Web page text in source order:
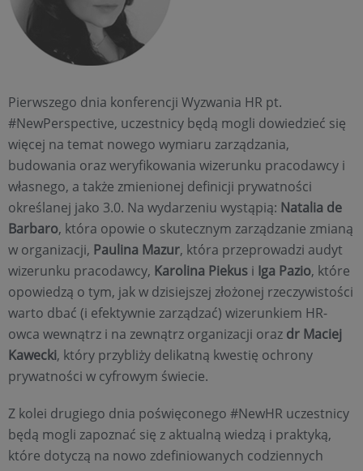
Pierwszego dnia konferencji Wyzwania HR pt.
#NewPerspective, uczestnicy będą mogli dowiedzieć się
więcej na temat nowego wymiaru zarządzania,
budowania oraz weryfikowania wizerunku pracodawcy i
własnego, a także zmienionej definicji prywatności
określanej jako 3.0. Na wydarzeniu wystąpią: Natalia de
Barbaro, która opowie o skutecznym zarządzanie zmianą
w organizacji, Paulina Mazur, która przeprowadzi audyt
wizerunku pracodawcy, Karolina Piekus i Iga Pazio, które
opowiedzą o tym, jak w dzisiejszej złożonej rzeczywistości
warto dbać (i efektywnie zarządzać) wizerunkiem HR-
owca wewnątrz i na zewnątrz organizacji oraz dr Maciej
Kawecki, który przybliży delikatną kwestię ochrony
prywatności w cyfrowym świecie.
Z kolei drugiego dnia poświęconego #NewHR uczestnicy
będą mogli zapoznać się z aktualną wiedzą i praktyką,
które dotyczą na nowo zdefiniowanych codziennych